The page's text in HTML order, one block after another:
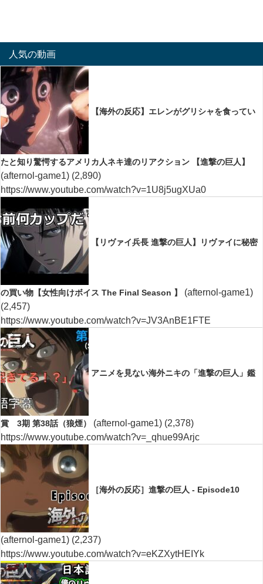
人気の動画
【海外の反応】エレンがグリシャを食ってい
たと知り驚愕するアメリカ人ネキ達のリアクション 【進撃の巨人】
(afternol-game1) (2,890)
https://www.youtube.com/watch?v=1U8j5ugXUa0
【リヴァイ兵長 進撃の巨人】リヴァイに秘密
の買い物【女性向けボイス The Final Season 】
(afternol-game1)
(2,457)
https://www.youtube.com/watch?v=JV3AnBE1FTE
アニメを見ない海外ニキの「進撃の巨人」鑑
賞 3期 第38話（狼煙） (afternol-game1) (2,378)
https://www.youtube.com/watch?v=_qhue99Arjc
［海外の反応］進撃の巨人 - Episode10
(afternol-game1) (2,237)
https://www.youtube.com/watch?v=eKZXytHEIYk